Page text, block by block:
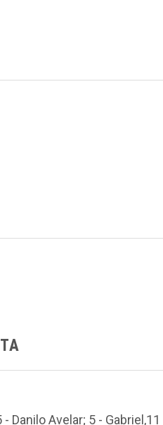
Danilo Avelar; 5 -